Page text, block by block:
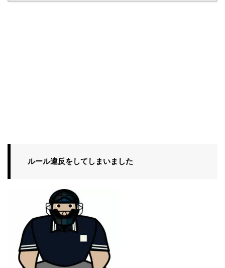
ルール違反をしてしまいました